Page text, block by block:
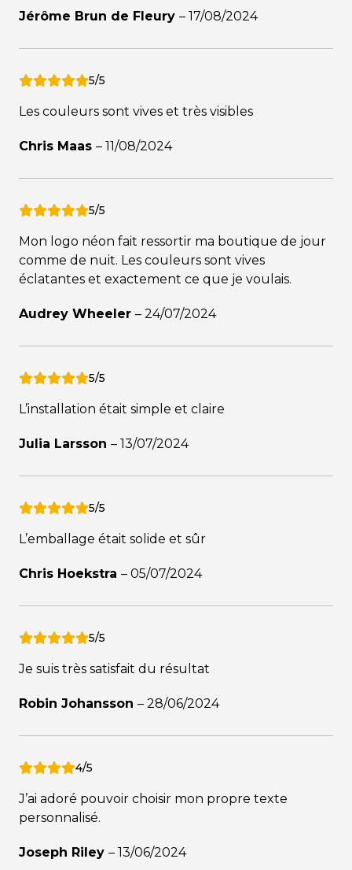
Jérôme Brun de Fleury – 17/08/2024
5/5
Les couleurs sont vives et très visibles
Chris Maas – 11/08/2024
5/5
Mon logo néon fait ressortir ma boutique de jour
comme de nuit. Les couleurs sont vives
éclatantes et exactement ce que je voulais.
Audrey Wheeler – 24/07/2024
5/5
L’installation était simple et claire
Julia Larsson – 13/07/2024
5/5
L’emballage était solide et sûr
Chris Hoekstra – 05/07/2024
5/5
Je suis très satisfait du résultat
Robin Johansson – 28/06/2024
4/5
J’ai adoré pouvoir choisir mon propre texte
personnalisé.
Joseph Riley – 13/06/2024